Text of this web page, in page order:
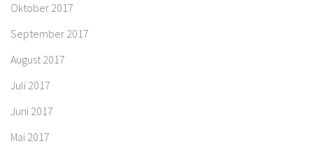
Oktober 2017
September 2017
August 2017
Juli 2017
Juni 2017
Mai 2017